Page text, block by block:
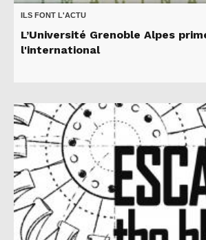
ILS FONT L'ACTU
L’Université Grenoble Alpes
l'international